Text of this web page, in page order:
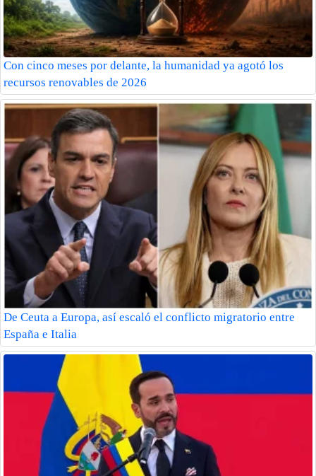
Con cinco meses por delante, la humanidad ya agotó los
recursos renovables de 2026
De Ceuta a Europa, así escaló el conflicto migratorio entre
España e Italia